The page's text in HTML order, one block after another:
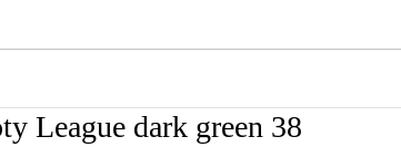
League dark green 38